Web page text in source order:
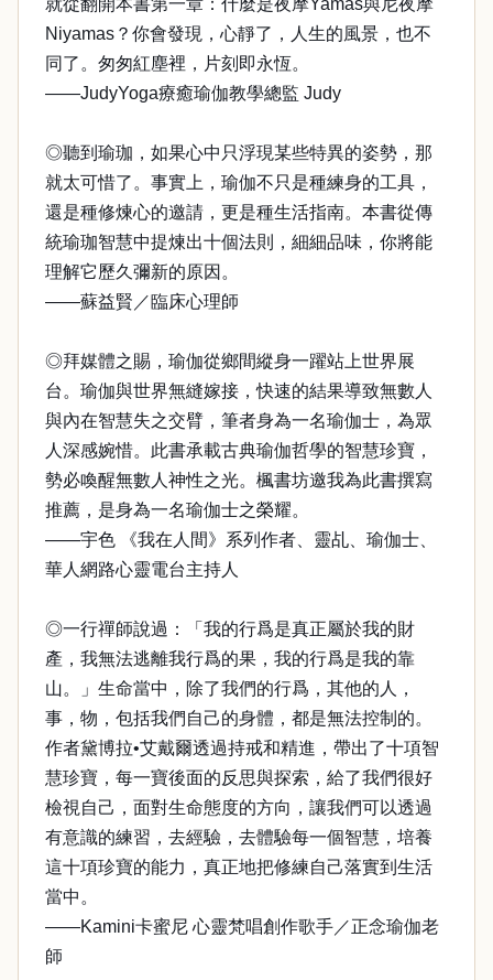
就從翻開本書第一章：什麼是夜摩Yamas與尼夜摩
Niyamas？你會發現，心靜了，人生的風景，也不
同了。匆匆紅塵裡，片刻即永恆。
——JudyYoga療癒瑜伽教學總監 Judy
◎聽到瑜珈，如果心中只浮現某些特異的姿勢，那
就太可惜了。事實上，瑜伽不只是種練身的工具，
還是種修煉心的邀請，更是種生活指南。本書從傳
統瑜珈智慧中提煉出十個法則，細細品味，你將能
理解它歷久彌新的原因。
——蘇益賢／臨床心理師
◎拜媒體之賜，瑜伽從鄉間縱身一躍站上世界展
台。瑜伽與世界無縫嫁接，快速的結果導致無數人
與內在智慧失之交臂，筆者身為一名瑜伽士，為眾
人深感婉惜。此書承載古典瑜伽哲學的智慧珍寶，
勢必喚醒無數人神性之光。楓書坊邀我為此書撰寫
推薦，是身為一名瑜伽士之榮耀。
——宇色 《我在人間》系列作者、靈乩、瑜伽士、
華人網路心靈電台主持人
◎一行禪師說過：「我的行爲是真正屬於我的財
產，我無法逃離我行爲的果，我的行爲是我的靠
山。」生命當中，除了我們的行爲，其他的人，
事，物，包括我們自己的身體，都是無法控制的。
作者黛博拉•艾戴爾透過持戒和精進，帶出了十項智
慧珍寶，每一寶後面的反思與探索，給了我們很好
檢視自己，面對生命態度的方向，讓我們可以透過
有意識的練習，去經驗，去體驗每一個智慧，培養
這十項珍寶的能力，真正地把修練自己落實到生活
當中。
——Kamini卡蜜尼 心靈梵唱創作歌手／正念瑜伽老
師